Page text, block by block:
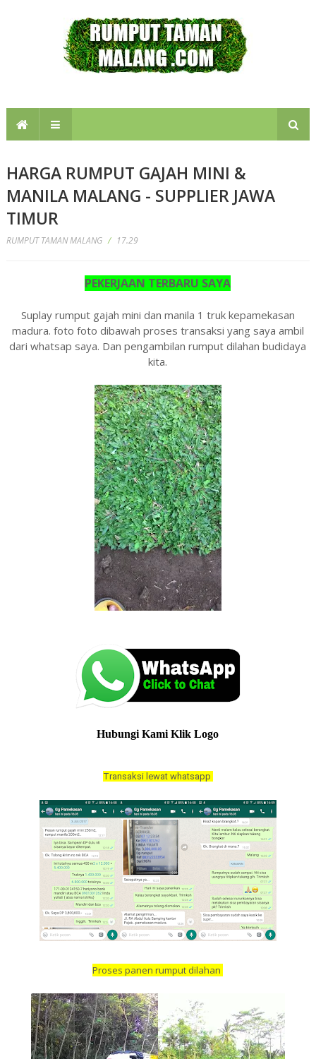
HARGA RUMPUT GAJAH MINI &
MANILA MALANG - SUPPLIER JAWA
TIMUR
RUMPUT TAMAN MALANG / 17.29
PEKERJAAN TERBARU SAYA
Suplay rumput gajah mini dan manila 1 truk kepamekasan
madura. foto foto dibawah proses transaksi yang saya ambil
dari whatsap saya. Dan pengambilan rumput dilahan budidaya
kita.
Hubungi Kami Klik Logo
Transaksi lewat whatsapp
Proses panen rumput dilahan